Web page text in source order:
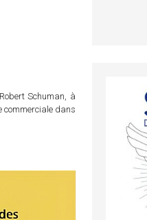
Schuman, à
commerciale dans